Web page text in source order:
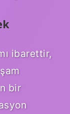
ibarettir,
bir